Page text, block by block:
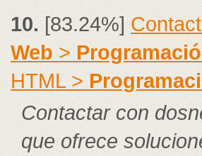
10.[83.24%]
Web>
HTML >
Contactar con
que ofrece